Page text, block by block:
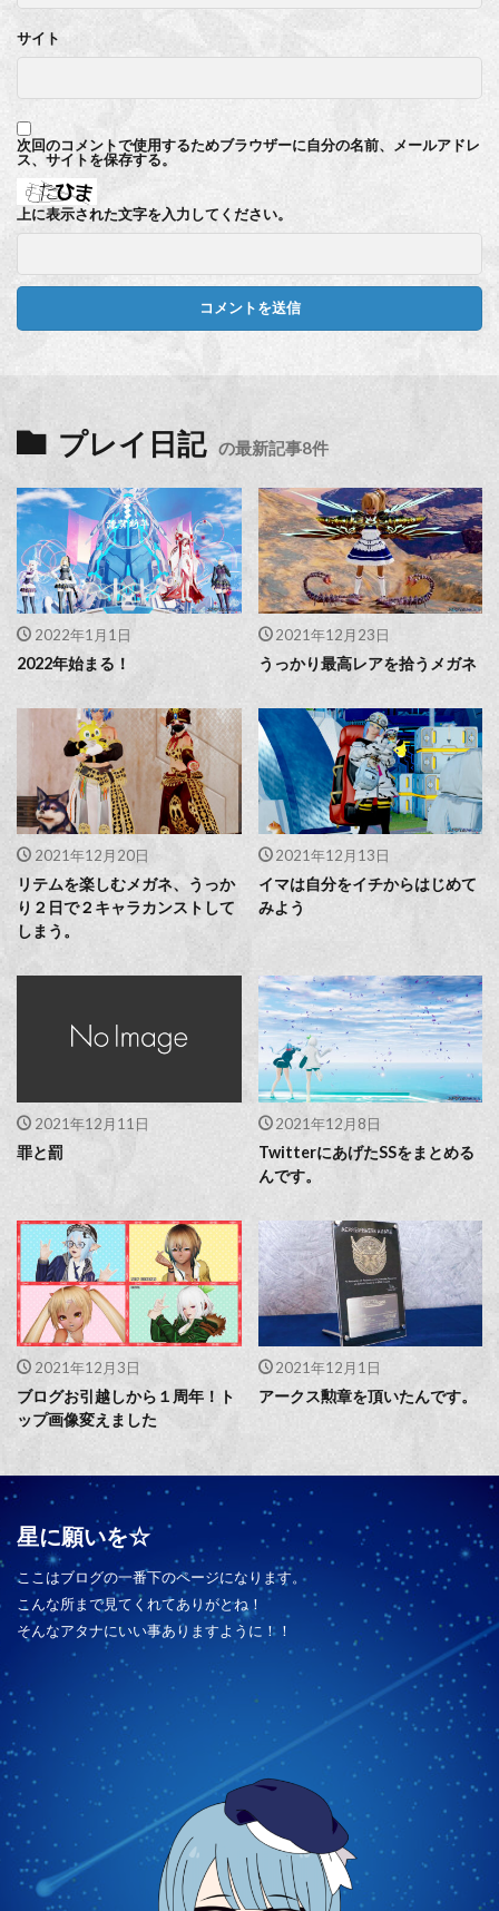
サイト
次回のコメントで使用するためブラウザーに自分の名前、メールアドレ
ス、サイトを保存する。
上に表示された文字を入力してください。
プレイ日記 の最新記事8件
2022年1月1日
2022年始まる！
2021年12月23日
うっかり最高レアを拾うメガネ
2021年12月20日
リテムを楽しむメガネ、うっか
り２日で２キャラカンストして
しまう。
2021年12月13日
イマは自分をイチからはじめて
みよう
2021年12月11日
罪と罰
2021年12月8日
TwitterにあげたSSをまとめる
んです。
2021年12月3日
ブログお引越しから１周年！ト
ップ画像変えました
2021年12月1日
アークス勲章を頂いたんです。
星に願いを☆
ここはブログの一番下のページになります。
こんな所まで見てくれてありがとね！
そんなアタナにいい事ありますように！！